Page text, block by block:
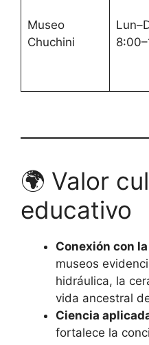
Museo
Chuchini
🌍 Valor
educativo
Conexión con
museos
hidráulica, la
vida ancestral
Ciencia
fortalece la